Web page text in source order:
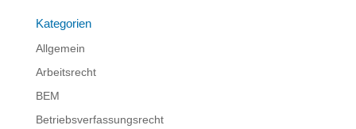
Kategorien
Allgemein
Arbeitsrecht
BEM
Betriebsverfassungsrecht